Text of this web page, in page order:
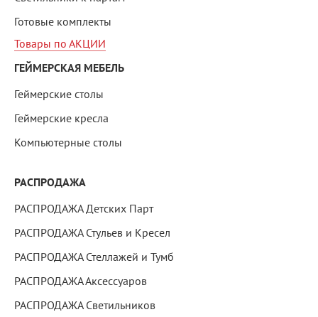
Готовые комплекты
Товары по АКЦИИ
ГЕЙМЕРСКАЯ МЕБЕЛЬ
Геймерские столы
Геймерские кресла
Компьютерные столы
РАСПРОДАЖА
РАСПРОДАЖА Детских Парт
РАСПРОДАЖА Стульев и Кресел
РАСПРОДАЖА Стеллажей и Тумб
РАСПРОДАЖА Аксессуаров
РАСПРОДАЖА Светильников